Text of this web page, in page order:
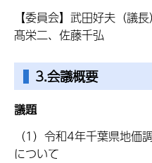
【委員会】武田好夫（議
髙栄二、佐藤千弘
3.会議概要
議題
（1）令和4年千葉県地価
について